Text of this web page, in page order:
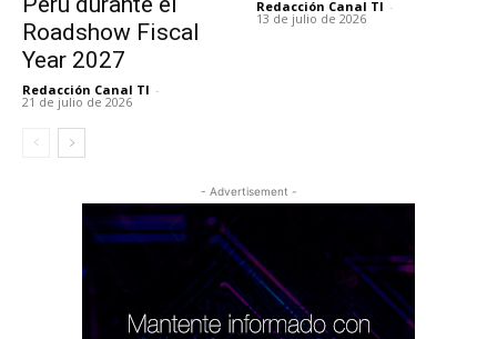
Roadshow Fiscal
Year 2027
Redacción Canal TI -
21 de julio de 2026
Redacción Canal TI -
13 de julio de 2026
- Advertisement -